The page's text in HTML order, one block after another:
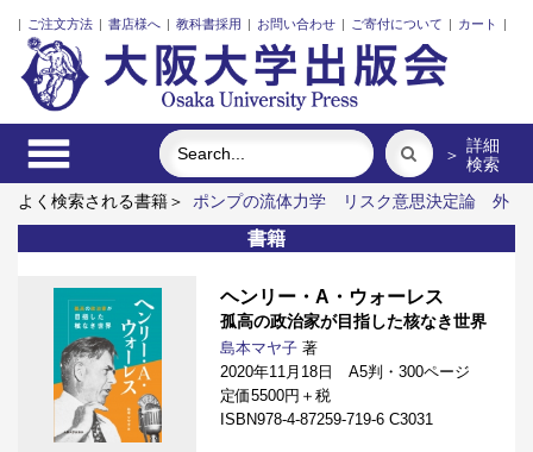
| ご注文方法 | 書店様へ | 教科書採用 | お問い合わせ | ご寄付について | カート |
＞ 詳細
検索
よく検索される書籍＞
ポンプの流体力学 リスク意思決定論
外
国人介護士と働くための異文化理解
食べる
市場化のなかの北
欧諸国と日本の介護
明治・大正・昭和の細菌学者たち
書籍
ヘンリー・A・ウォーレス
孤高の政治家が目指した核なき世界
島本マヤ子 著
2020年11月18日 A5判・300ページ
定価5500円＋税
ISBN978-4-87259-719-6 C3031